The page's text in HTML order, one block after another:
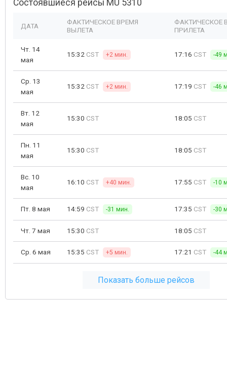
Состоявшиеся рейсы MU 5310
ДАТА
ФАКТИЧЕСКОЕ ВРЕМЯ
ВЫЛЕТА
ФАКТИЧЕСКОЕ
ПРИЛЕТА
Чт. 14
мая
15:32 CST +2 мин. 17:16 CST -49
Ср. 13
мая
15:32 CST +2 мин. 17:19 CST -46
Вт. 12
мая
15:30 CST 18:05 CST
Пн. 11
мая
15:30 CST 18:05 CST
Вс. 10
мая
16:10 CST +40 мин. 17:55 CST -10
Пт. 8 мая 14:59 CST -31 мин. 17:35 CST -30
Чт. 7 мая 15:30 CST 18:05 CST
Ср. 6 мая 15:35 CST +5 мин. 17:21 CST -44
Показать больше рейсов